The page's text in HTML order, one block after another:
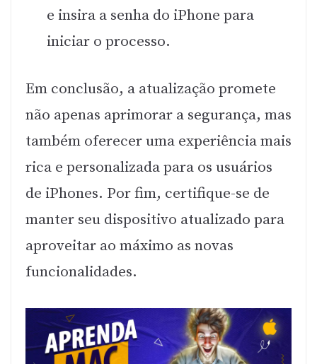
e insira a senha do iPhone para
iniciar o processo.
Em conclusão, a atualização promete
não apenas aprimorar a segurança, mas
também oferecer uma experiência mais
rica e personalizada para os usuários
de iPhones. Por fim, certifique-se de
manter seu dispositivo atualizado para
aproveitar ao máximo as novas
funcionalidades.